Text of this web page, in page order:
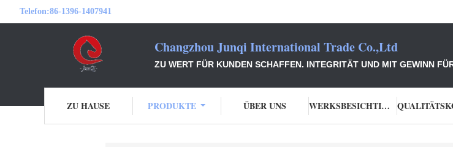
Telefon:86-1396-1407941
Changzhou Junqi International Trade Co.,Ltd
ZU WERT FÜR KUNDEN SCHAFFEN. INTEGRITÄT UND MIT GEWINN
ZU HAUSE PRODUKTE ÜBER UNS WERKSBESICHTIGUNG